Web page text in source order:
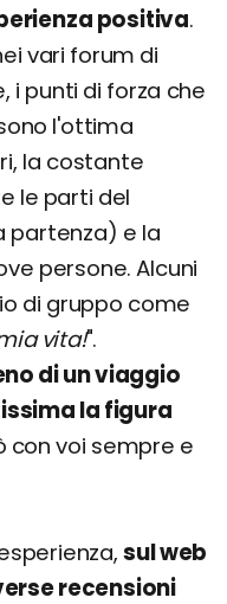
positiva.
vari forum di
i punti di forza che
l'ottima
la costante
le parti del
partenza) e la
persone. Alcuni
di gruppo come
vita!".
di un viaggio
la figura
con voi sempre e
sul web
recensioni